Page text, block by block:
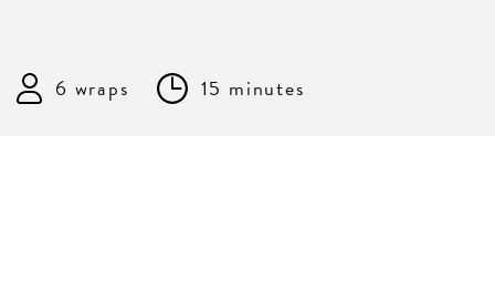
6 wraps 15 minutes